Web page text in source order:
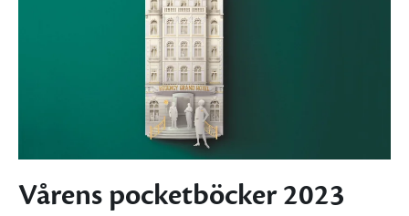
Vårens pocketböcker 2023